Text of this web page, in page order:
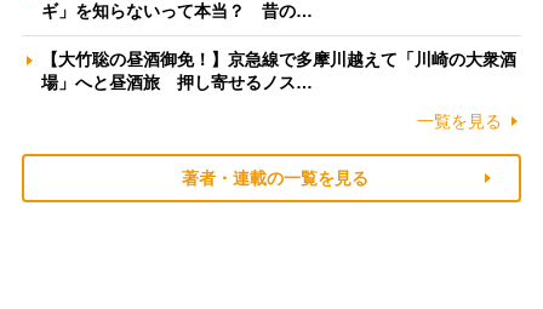
ギ」を知らないって本当？ 昔の…
【大竹聡の昼酒御免！】京急線で多摩川越えて「川崎の大衆酒
場」へと昼酒旅 押し寄せるノス…
一覧を見る
著者・連載の一覧を見る